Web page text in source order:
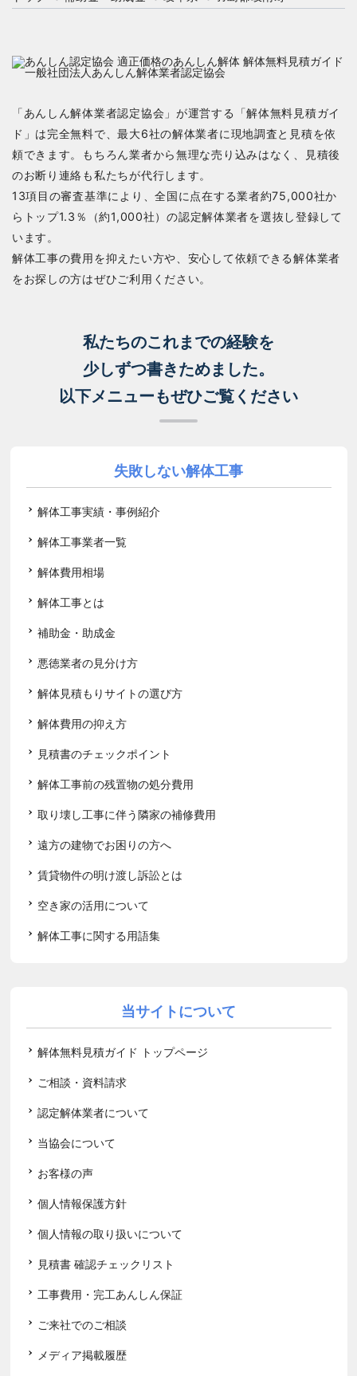
「あんしん解体業者認定協会」が運営する「解体無料見積ガイ
ド」は完全無料で、最大6社の解体業者に現地調査と見積を依
頼できます。もちろん業者から無理な売り込みはなく、見積後
のお断り連絡も私たちが代行します。
13項目の審査基準により、全国に点在する業者約75,000社か
らトップ1.3％（約1,000社）の認定解体業者を選抜し登録して
います。
解体工事の費用を抑えたい方や、安心して依頼できる解体業者
をお探しの方はぜひご利用ください。
私たちのこれまでの経験を
少しずつ書きためました。
以下メニューもぜひご覧ください
失敗しない解体工事
解体工事実績・事例紹介
解体工事業者一覧
解体費用相場
解体工事とは
補助金・助成金
悪徳業者の見分け方
解体見積もりサイトの選び方
解体費用の抑え方
見積書のチェックポイント
解体工事前の残置物の処分費用
取り壊し工事に伴う隣家の補修費用
遠方の建物でお困りの方へ
賃貸物件の明け渡し訴訟とは
空き家の活用について
解体工事に関する用語集
当サイトについて
解体無料見積ガイド トップページ
ご相談・資料請求
認定解体業者について
当協会について
お客様の声
個人情報保護方針
個人情報の取り扱いについて
見積書 確認チェックリスト
工事費用・完工あんしん保証
ご来社でのご相談
メディア掲載履歴